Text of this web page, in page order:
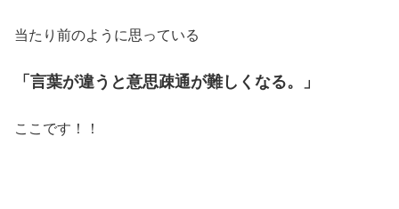
当たり前のように思っている
「言葉が違うと意思疎通が難しくなる。」
ここです！！